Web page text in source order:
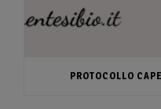
PROTOCOLLO